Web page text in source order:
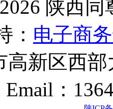
陕西
： 电子商
高新区西
Email：